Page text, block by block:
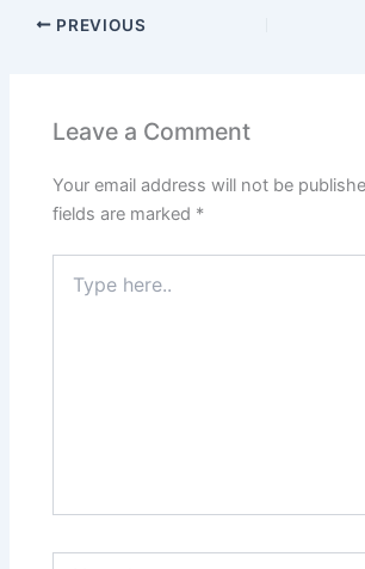
PREVIOUS
Leave a Comment
Your email address will not be
fields are marked *
here..